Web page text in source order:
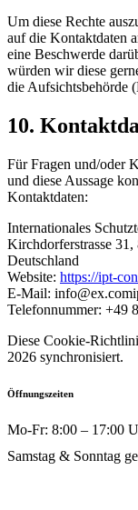
Um diese Rechte
auf die Kontaktdaten
eine Beschwerde
würden wir diese
die Aufsichtsbehörde
10.
Für Fragen und/oder
und diese Aussage
Kontaktdaten:
Internationales
Kirchdorferstrasse
Deutschland
Website: https://ipt-
E-Mail: info@ex.com
Telefonnummer: +49
Diese Cookie-
2026 synchronisiert.
Öffnungszeiten
Mo-Fr: 8:00 – 17:00
Samstag & Sonntag